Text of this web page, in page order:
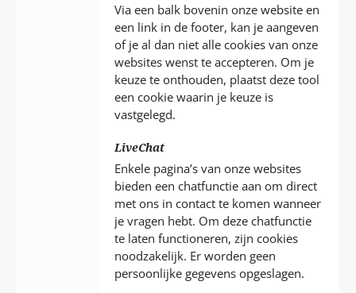
Via een balk bovenin onze website en
een link in de footer, kan je aangeven
of je al dan niet alle cookies van onze
websites wenst te accepteren. Om je
keuze te onthouden, plaatst deze tool
een cookie waarin je keuze is
vastgelegd.
LiveChat
Enkele pagina’s van onze websites
bieden een chatfunctie aan om direct
met ons in contact te komen wanneer
je vragen hebt. Om deze chatfunctie
te laten functioneren, zijn cookies
noodzakelijk. Er worden geen
persoonlijke gegevens opgeslagen.